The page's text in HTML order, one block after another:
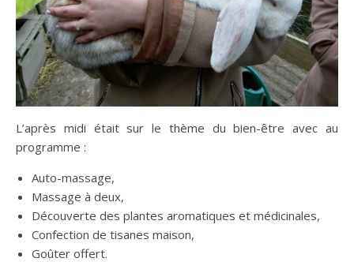
L’après midi était sur le thème du bien-être avec au
programme :
Auto-massage,
Massage à deux,
Découverte des plantes aromatiques et médicinales,
Confection de tisanes maison,
Goûter offert.